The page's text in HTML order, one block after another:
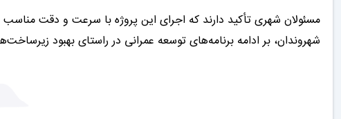
مسئولان شهری تأکید دارند که اجرای این پروژه با سرعت و دقت
شهروندان، بر ادامه برنامه‌های توسعه عمرانی در راستای بهبود